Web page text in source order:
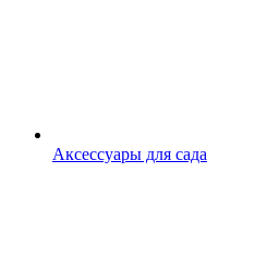
Аксессуары для сада